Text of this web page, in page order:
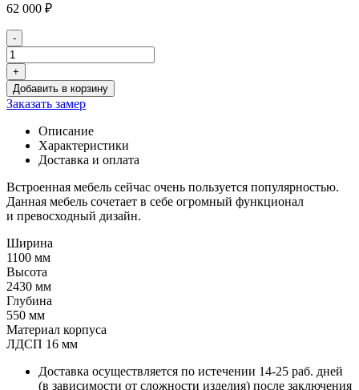
62 000 ₽
-
Количество
товара
Встроенный
шкаф
с
яркими
фасадами
+
Добавить в корзину
Заказать замер
Описание
Характеристики
Доставка и оплата
Встроенная мебель сейчас очень пользуется популярностью.
Данная мебель сочетает в себе огромный функционал
и превосходный дизайн.
Ширина
1100 мм
Высота
2430 мм
Глубина
550 мм
Материал корпуса
ЛДСП 16 мм
Доставка осуществляется по истечении 14-25 раб. дней
(в зависимости от сложности изделия) после заключения